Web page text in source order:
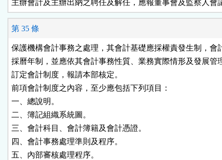
主辦會計及主辦出納之聘任及解任，應報董事會及監察人會
第 35 條
保護機構會計事務之處理，其會計基礎應採權責發生制，會
採曆年制，並應依其會計事務性質、業務實際情形及發展管
訂定會計制度，報請本部核定。
前項會計制度之內容，至少應包括下列項目：
一、總說明。
二、簿記組織系統圖。
三、會計科目、會計簿籍及會計憑證。
四、會計事務處理準則及程序。
五、內部審核處理程序。